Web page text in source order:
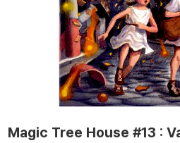
Magic Tree House #13 :